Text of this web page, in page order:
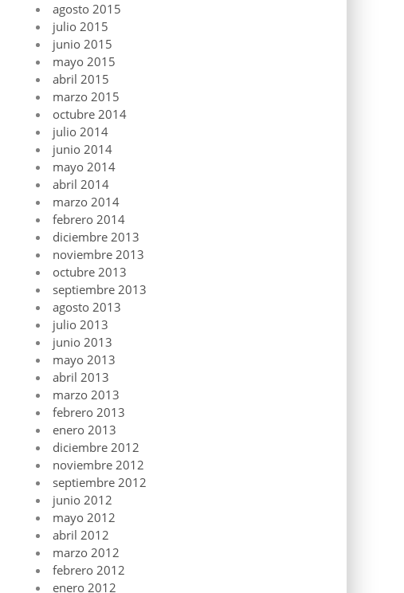
agosto 2015
julio 2015
junio 2015
mayo 2015
abril 2015
marzo 2015
octubre 2014
julio 2014
junio 2014
mayo 2014
abril 2014
marzo 2014
febrero 2014
diciembre 2013
noviembre 2013
octubre 2013
septiembre 2013
agosto 2013
julio 2013
junio 2013
mayo 2013
abril 2013
marzo 2013
febrero 2013
enero 2013
diciembre 2012
noviembre 2012
septiembre 2012
junio 2012
mayo 2012
abril 2012
marzo 2012
febrero 2012
enero 2012